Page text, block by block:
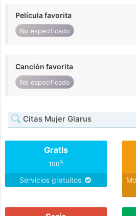
Película favorita
No especificado
Canción favorita
No especificado
Citas Mujer Glarus
Gratis
100%
Servicios gratuitos